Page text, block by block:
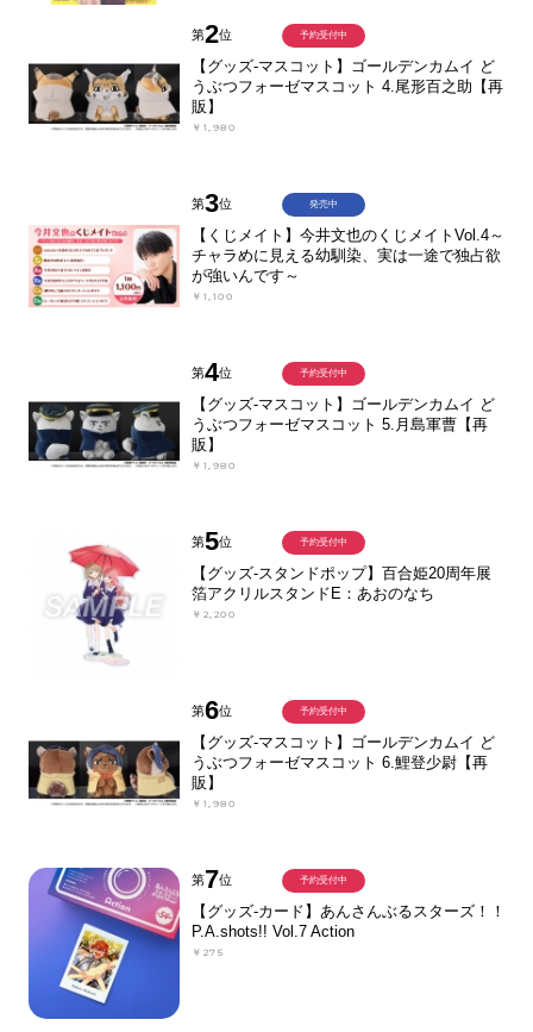
第2位
【グッズ-マスコット】ゴールデンカムイ ど
うぶつフォーゼマスコット 4.尾形百之助【再
販】
￥1,980
予約受付中
第3位
【くじメイト】今井文也のくじメイトVol.4～
チャラめに見える幼馴染、実は一途で独占欲
が強いんです～
￥1,100
発売中
第4位
【グッズ-マスコット】ゴールデンカムイ ど
うぶつフォーゼマスコット 5.月島軍曹【再
販】
￥1,980
予約受付中
第5位
【グッズ-スタンドポップ】百合姫20周年展
箔アクリルスタンドE：あおのなち
￥2,200
予約受付中
第6位
【グッズ-マスコット】ゴールデンカムイ ど
うぶつフォーゼマスコット 6.鯉登少尉【再
販】
￥1,980
予約受付中
第7位
【グッズ-カード】あんさんぶるスターズ！！
P.A.shots!! Vol.7 Action
￥275
予約受付中